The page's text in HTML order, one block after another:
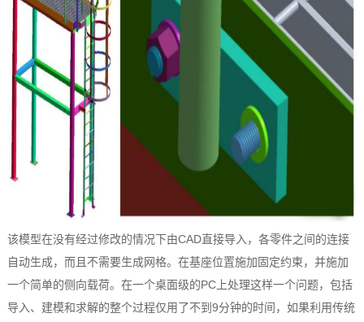
该模型在没有经过修改的情况下由CAD直接导入，各零件之间的连接
自动生成，而且不需要生成网格。在基座位置施加固定约束，并施加
一个简单的侧向载荷。在一个桌面级的PC上处理这样一个问题，包括
导入、建模和求解的整个过程仅用了不到9分钟的时间，如果利用传统